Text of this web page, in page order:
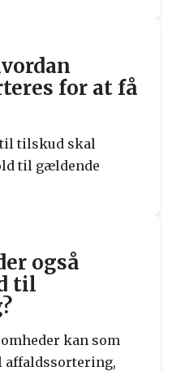
for at få
til tilskud skal
til gældende
også
til
kan som
affaldssortering,